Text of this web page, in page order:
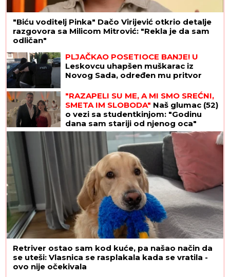
"Biću voditelj Pinka" Dačo Virijević otkrio detalje
razgovora sa Milicom Mitrović: "Rekla je da sam
odličan"
PLJAČKAO POSETIOCE BANJE! U
Leskovcu uhapšen muškarac iz
Novog Sada, određen mu pritvor
"RAZAPELI SU ME, A MI SMO SREĆNI,
SMETA IM SLOBODA" Naš glumac (52)
o vezi sa studentkinjom: "Godinu
dana sam stariji od njenog oca"
Retriver ostao sam kod kuće, pa našao način da
se uteši: Vlasnica se rasplakala kada se vratila -
ovo nije očekivala